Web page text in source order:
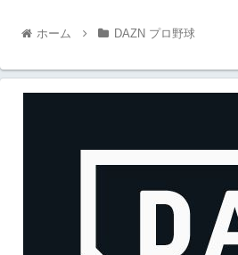
ホーム DAZN プロ野球